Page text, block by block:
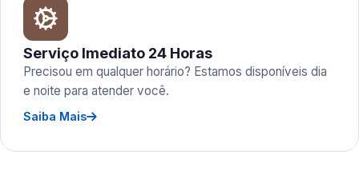
Serviço Imediato 24 Horas
Precisou em qualquer horário? Estamos disponíveis dia
e noite para atender você.
Saiba Mais